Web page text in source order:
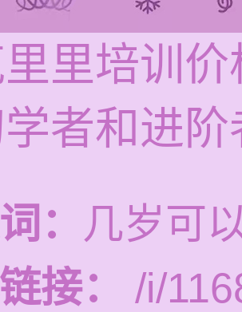
里培训
者和进阶
： 几岁可
接：
/i/